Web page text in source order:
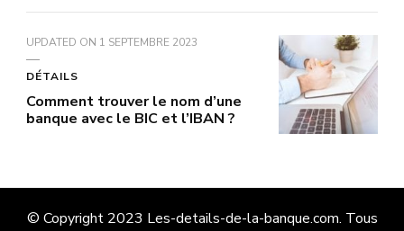
UPDATED ON 1 SEPTEMBRE 2023
DÉTAILS
Comment trouver le nom d’une
banque avec le BIC et l’IBAN ?
© Copyright 2023 Les-details-de-la-banque.com. Tous